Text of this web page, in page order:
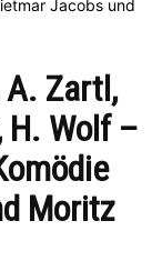
A. Zartl,
H. Wolf –
Moritz